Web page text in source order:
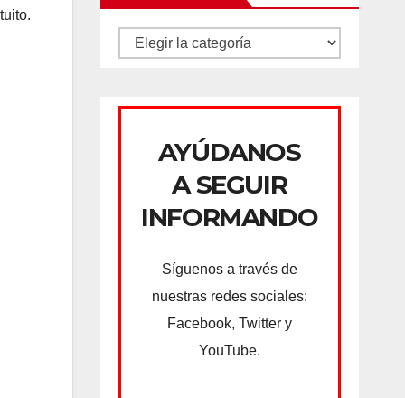
CATEGORÍAS
AYÚDANOS
A SEGUIR
INFORMANDO
Síguenos a través de
nuestras redes sociales:
Facebook, Twitter y
YouTube.